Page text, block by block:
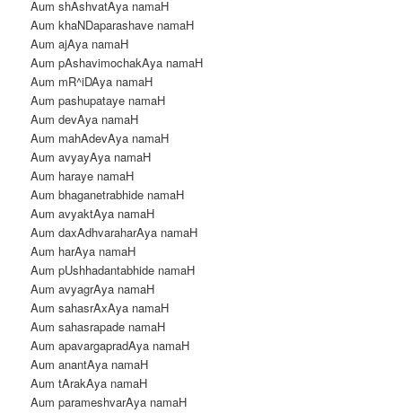
Aum shAshvatAya namaH
Aum khaNDaparashave namaH
Aum ajAya namaH
Aum pAshavimochakAya namaH
Aum mR^iDAya namaH
Aum pashupataye namaH
Aum devAya namaH
Aum mahAdevAya namaH
Aum avyayAya namaH
Aum haraye namaH
Aum bhaganetrabhide namaH
Aum avyaktAya namaH
Aum daxAdhvaraharAya namaH
Aum harAya namaH
Aum pUshhadantabhide namaH
Aum avyagrAya namaH
Aum sahasrAxAya namaH
Aum sahasrapade namaH
Aum apavargapradAya namaH
Aum anantAya namaH
Aum tArakAya namaH
Aum parameshvarAya namaH